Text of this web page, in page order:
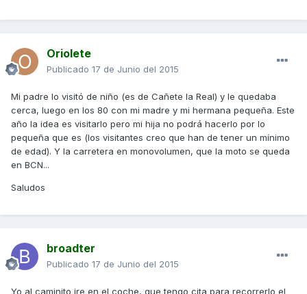
Oriolete
Publicado 17 de Junio del 2015
Mi padre lo visitó de niño (es de Cañete la Real) y le quedaba
cerca, luego en los 80 con mi madre y mi hermana pequeña. Este
año la idea es visitarlo pero mi hija no podrá hacerlo por lo
pequeña que es (los visitantes creo que han de tener un mínimo
de edad). Y la carretera en monovolumen, que la moto se queda
en BCN...
Saludos
broadter
Publicado 17 de Junio del 2015
Yo al caminito ire en el coche, que tengo cita para recorrerlo el